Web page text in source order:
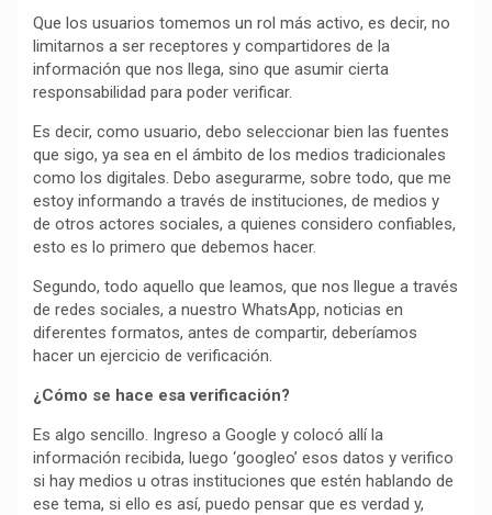
Que los usuarios tomemos un rol más activo, es decir, no
limitarnos a ser receptores y compartidores de la
información que nos llega, sino que asumir cierta
responsabilidad para poder verificar.
Es decir, como usuario, debo seleccionar bien las fuentes
que sigo, ya sea en el ámbito de los medios tradicionales
como los digitales. Debo asegurarme, sobre todo, que me
estoy informando a través de instituciones, de medios y
de otros actores sociales, a quienes considero confiables,
esto es lo primero que debemos hacer.
Segundo, todo aquello que leamos, que nos llegue a través
de redes sociales, a nuestro WhatsApp, noticias en
diferentes formatos, antes de compartir, deberíamos
hacer un ejercicio de verificación.
¿Cómo se hace esa verificación?
Es algo sencillo. Ingreso a Google y colocó allí la
información recibida, luego ‘googleo’ esos datos y verifico
si hay medios u otras instituciones que estén hablando de
ese tema, si ello es así, puedo pensar que es verdad y,